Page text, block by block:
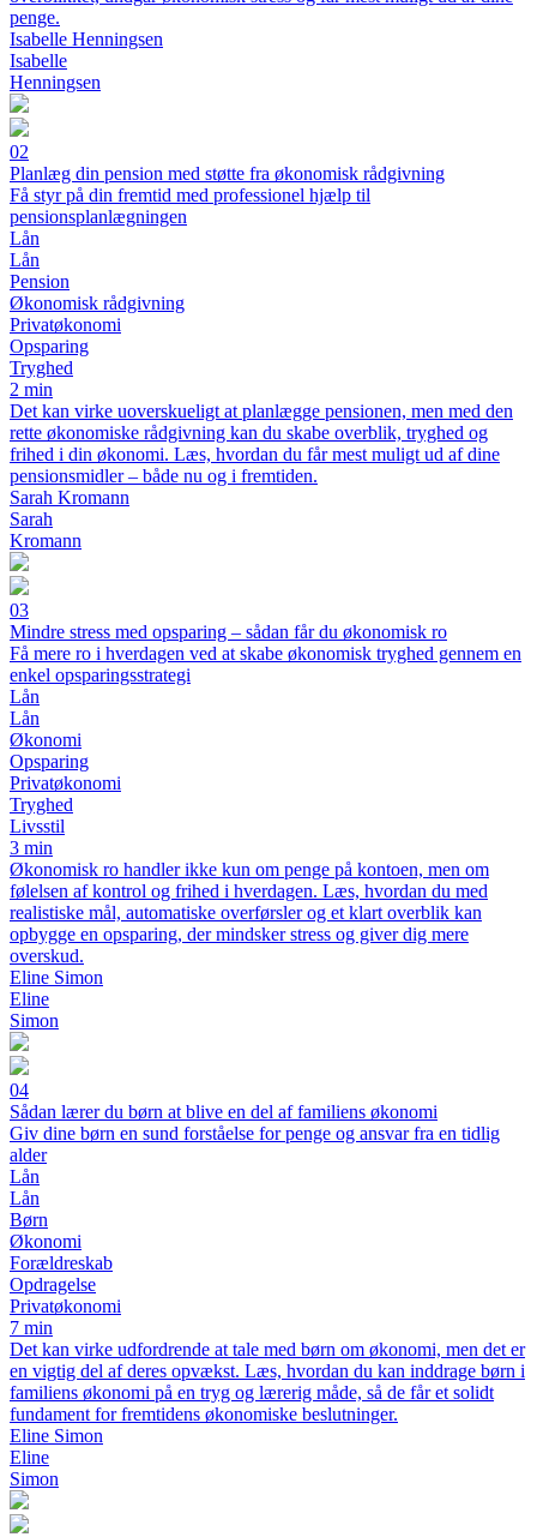
penge.
Isabelle Henningsen
Isabelle
Henningsen
02
Planlæg din pension med støtte fra økonomisk rådgivning
Få styr på din fremtid med professionel hjælp til
pensionsplanlægningen
Lån
Lån
Pension
Økonomisk rådgivning
Privatøkonomi
Opsparing
Tryghed
2 min
Det kan virke uoverskueligt at planlægge pensionen, men med den
rette økonomiske rådgivning kan du skabe overblik, tryghed og
frihed i din økonomi. Læs, hvordan du får mest muligt ud af dine
pensionsmidler – både nu og i fremtiden.
Sarah Kromann
Sarah
Kromann
03
Mindre stress med opsparing – sådan får du økonomisk ro
Få mere ro i hverdagen ved at skabe økonomisk tryghed gennem en
enkel opsparingsstrategi
Lån
Lån
Økonomi
Opsparing
Privatøkonomi
Tryghed
Livsstil
3 min
Økonomisk ro handler ikke kun om penge på kontoen, men om
følelsen af kontrol og frihed i hverdagen. Læs, hvordan du med
realistiske mål, automatiske overførsler og et klart overblik kan
opbygge en opsparing, der mindsker stress og giver dig mere
overskud.
Eline Simon
Eline
Simon
04
Sådan lærer du børn at blive en del af familiens økonomi
Giv dine børn en sund forståelse for penge og ansvar fra en tidlig
alder
Lån
Lån
Børn
Økonomi
Forældreskab
Opdragelse
Privatøkonomi
7 min
Det kan virke udfordrende at tale med børn om økonomi, men det er
en vigtig del af deres opvækst. Læs, hvordan du kan inddrage børn i
familiens økonomi på en tryg og lærerig måde, så de får et solidt
fundament for fremtidens økonomiske beslutninger.
Eline Simon
Eline
Simon